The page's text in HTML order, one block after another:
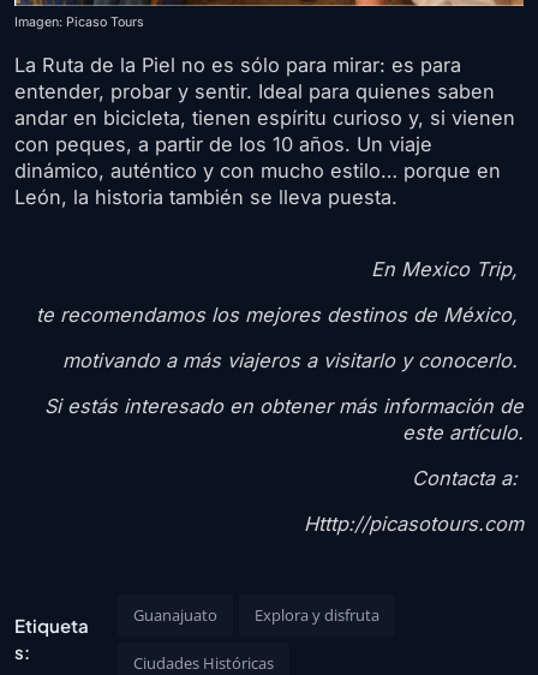
Imagen: Picaso Tours
La Ruta de la Piel no es sólo para mirar: es para
entender, probar y sentir. Ideal para quienes saben
andar en bicicleta, tienen espíritu curioso y, si vienen
con peques, a partir de los 10 años. Un viaje
dinámico, auténtico y con mucho estilo… porque en
León, la historia también se lleva puesta.
En Mexico Trip,
te recomendamos los mejores destinos de México,
motivando a más viajeros a visitarlo y conocerlo.
Si estás interesado en obtener más información de
este artículo.
Contacta a:
Htttp://picasotours.com
Etiqueta
s:
Guanajuato Explora y disfruta
Ciudades Históricas